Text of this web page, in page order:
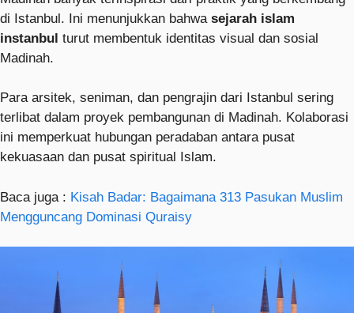
di Istanbul. Ini menunjukkan bahwa sejarah islam
instanbul turut membentuk identitas visual dan sosial
Madinah.
Para arsitek, seniman, dan pengrajin dari Istanbul sering
terlibat dalam proyek pembangunan di Madinah. Kolaborasi
ini memperkuat hubungan peradaban antara pusat
kekuasaan dan pusat spiritual Islam.
Baca juga : Kisah Badar: Bagaimana 313 Pasukan Muslim
Mengguncang Dominasi Quraisy